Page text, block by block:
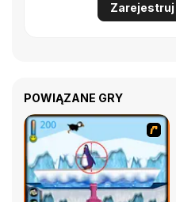
Zarejestruj
POWIĄZANE GRY